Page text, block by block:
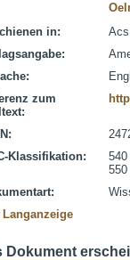
in:
zum
Klassifikation:
540
Langanzeige
Dokument